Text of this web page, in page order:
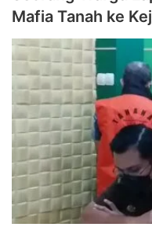
Mafia Tanah ke